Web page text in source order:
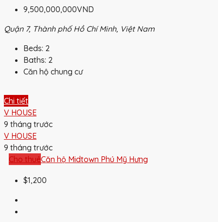
9,500,000,000VND
Quận 7, Thành phố Hồ Chí Minh, Việt Nam
Beds: 2
Baths: 2
Căn hộ chung cư
Chi tiết
V HOUSE
9 tháng trước
V HOUSE
9 tháng trước
Cho thuêCăn hộ Midtown Phú Mỹ Hưng
$1,200